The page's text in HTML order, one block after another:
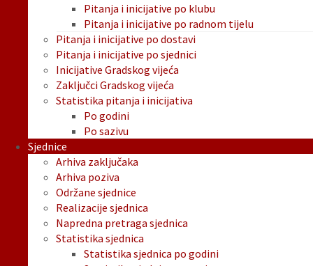
Pitanja i inicijative po klubu
Pitanja i inicijative po radnom tijelu
Pitanja i inicijative po dostavi
Pitanja i inicijative po sjednici
Inicijative Gradskog vijeća
Zaključci Gradskog vijeća
Statistika pitanja i inicijativa
Po godini
Po sazivu
Sjednice
Arhiva zaključaka
Arhiva poziva
Održane sjednice
Realizacije sjednica
Napredna pretraga sjednica
Statistika sjednica
Statistika sjednica po godini